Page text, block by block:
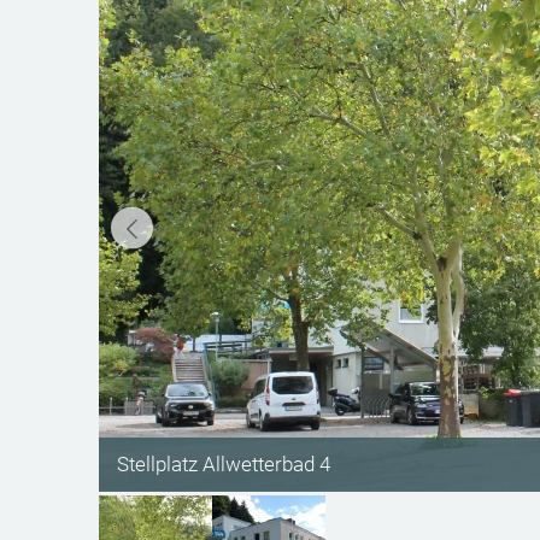
Stellplatz Allwetterbad 4
Allwetterbad Wanne Scheibbs